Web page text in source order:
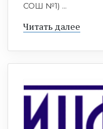
СОШ №1) ...
Читать далее